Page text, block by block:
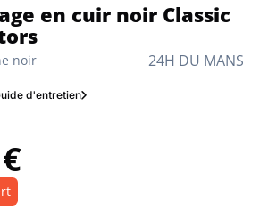
24H DU MANS
noir
d'entretien